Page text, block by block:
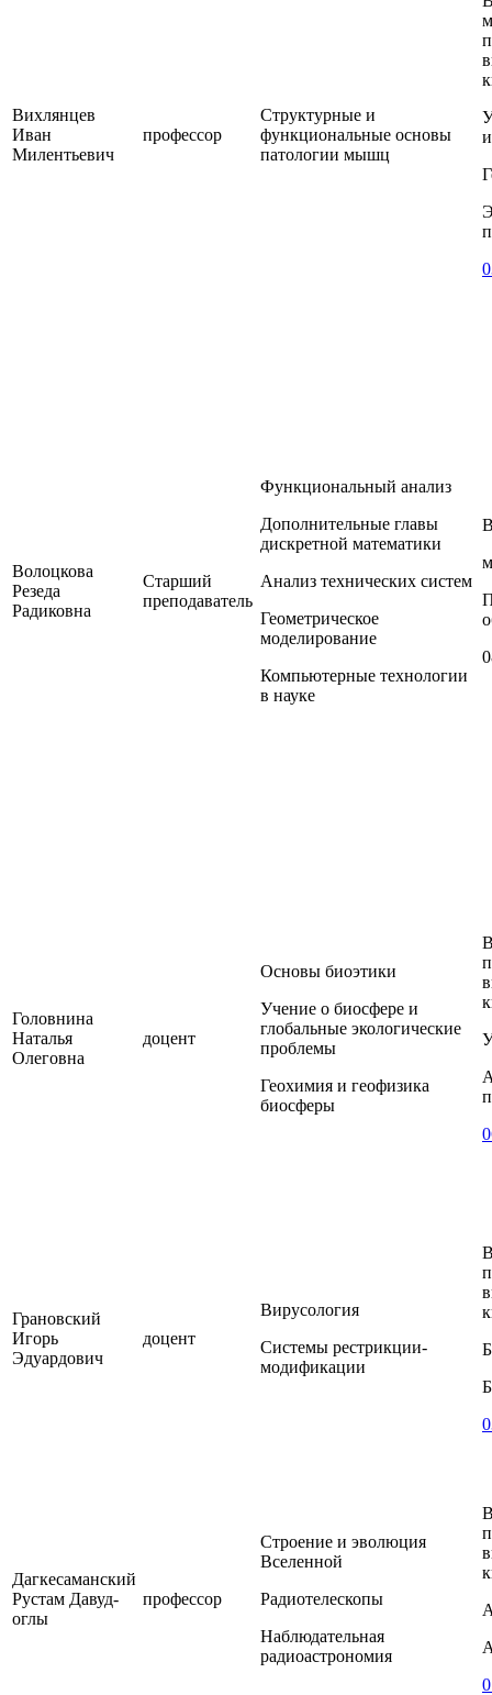
Вихлянцев
Иван
Милентьевич
профессор
Структурные и
функциональные основы
патологии мышц
Волоцкова
Резеда
Радиковна
Старший
преподаватель
Функциональный анализ
Дополнительные главы
дискретной математики
Анализ технических систем
Геометрическое
моделирование
Компьютерные технологии
в науке
Головнина
Наталья
Олеговна
доцент
Основы биоэтики
Учение о биосфере и
глобальные экологические
проблемы
Геохимия и геофизика
биосферы
Грановский
Игорь
Эдуардович
доцент
Вирусология
Системы рестрикции-
модификации
Дагкесаманский
Рустам Давуд-
оглы
профессор
Строение и эволюция
Вселенной
Радиотелескопы
Наблюдательная
радиоастрономия